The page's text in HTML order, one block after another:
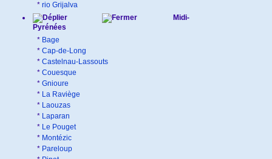
* rio Grijalva
Midi-
Pyrénées
* Bage
* Cap-de-Long
* Castelnau-Lassouts
* Couesque
* Gnioure
* La Raviège
* Laouzas
* Laparan
* Le Pouget
* Montézic
* Pareloup